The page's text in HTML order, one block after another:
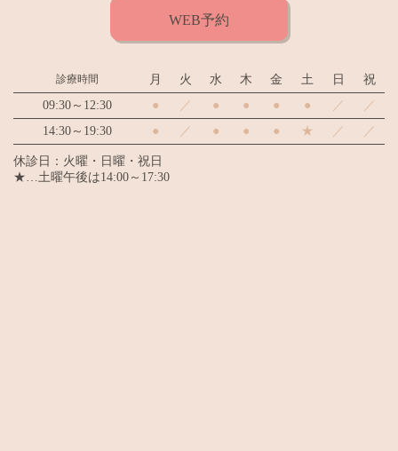
WEB予約
診療時間 月 火 水 木 金 土 日
祝
09:30～12:30
● ／ ● ● ● ● ／
／
14:30～19:30
● ／ ● ● ● ★ ／ ／
休診日：火曜・日曜・祝日
★…土曜午後は14:00～17:30